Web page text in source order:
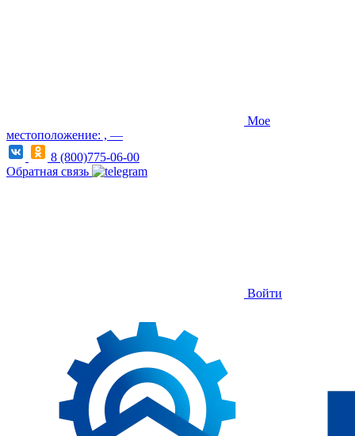
Мое
местоположение: , —
8 (800)775-06-00
Обратная связь
Войти